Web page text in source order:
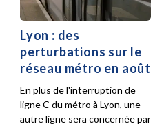
Lyon : des
perturbations sur le
réseau métro en août
En plus de l'interruption de
ligne C du métro à Lyon, une
autre ligne sera concernée par